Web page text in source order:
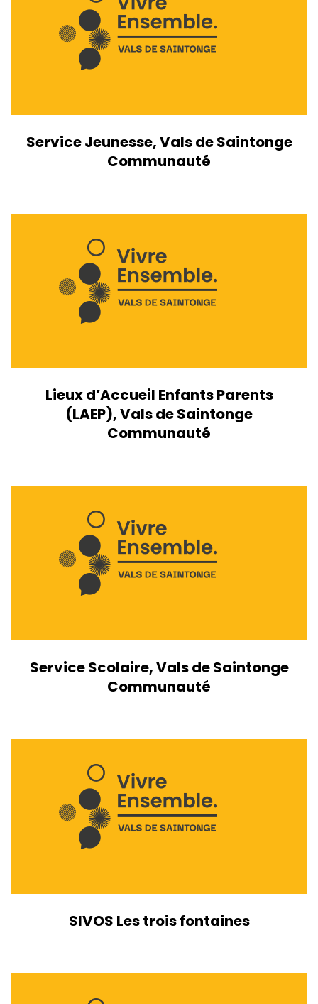
Service Jeunesse, Vals de Saintonge
Communauté
Lieux d’Accueil Enfants Parents
(LAEP), Vals de Saintonge
Communauté
Service Scolaire, Vals de Saintonge
Communauté
SIVOS Les trois fontaines